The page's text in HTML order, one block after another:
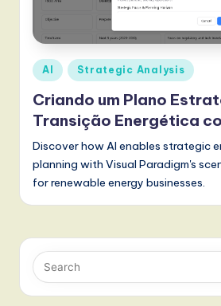
a
e
n
d
i
g
it
Posted
in
AI Strategic Analysis
Criando um Plano
Transição Energética
Discover how AI enables strategic
planning with Visual Paradigm's
for renewable energy businesses.